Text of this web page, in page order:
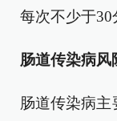
每次不少于30
肠道传染病
肠道传染病